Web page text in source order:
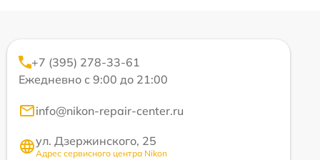
+7 (395) 278-33-61
Ежедневно с 9:00 до 21:00
info@nikon-repair-center.ru
ул. Дзержинского, 25
Адрес сервисного центра Nikon